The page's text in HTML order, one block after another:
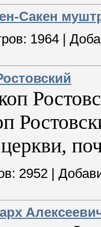
Сакен
1964
2952 |